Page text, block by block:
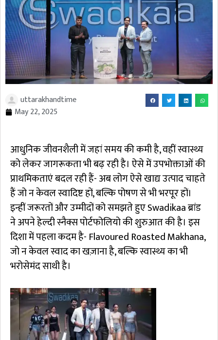
uttarakhandtime
May 22, 2025
आधुनिक जीवनशैली में जहां समय की कमी है, वहीं स्वास्थ्य
को लेकर जागरूकता भी बढ़ रही है। ऐसे में उपभोक्ताओं की
प्राथमिकताएं बदल रही हैं- अब लोग ऐसे खाद्य उत्पाद चाहते
हैं जो न केवल स्वादिष्ट हों, बल्कि पोषण से भी भरपूर हों।
इन्हीं जरूरतों और उम्मीदों को समझते हुए Swadikaa ब्रांड
ने अपने हेल्दी स्नैक्स पोर्टफोलियो की शुरुआत की है। इस
दिशा में पहला कदम है- Flavoured Roasted Makhana,
जो न केवल स्वाद का खज़ाना है, बल्कि स्वास्थ्य का भी
भरोसेमंद साथी है।